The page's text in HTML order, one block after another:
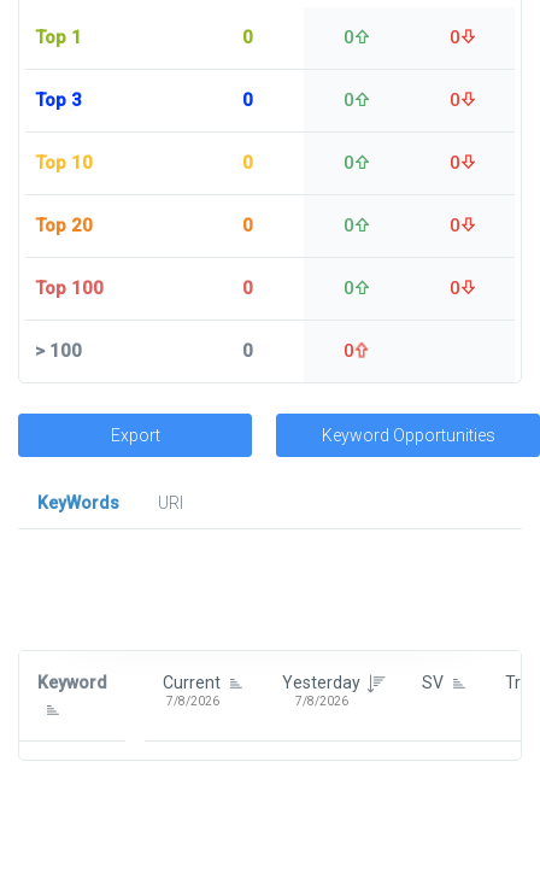
Top 1 0 0 0
Top 3 0 0 0
Top 10 0 0 0
Top 20 0 0 0
Top 100 0 0 0
>100 0 0
Export Keyword Opportunities
KeyWords
URl
Keyword Current
7/8/2026
Yesterday
7/8/2026
SV